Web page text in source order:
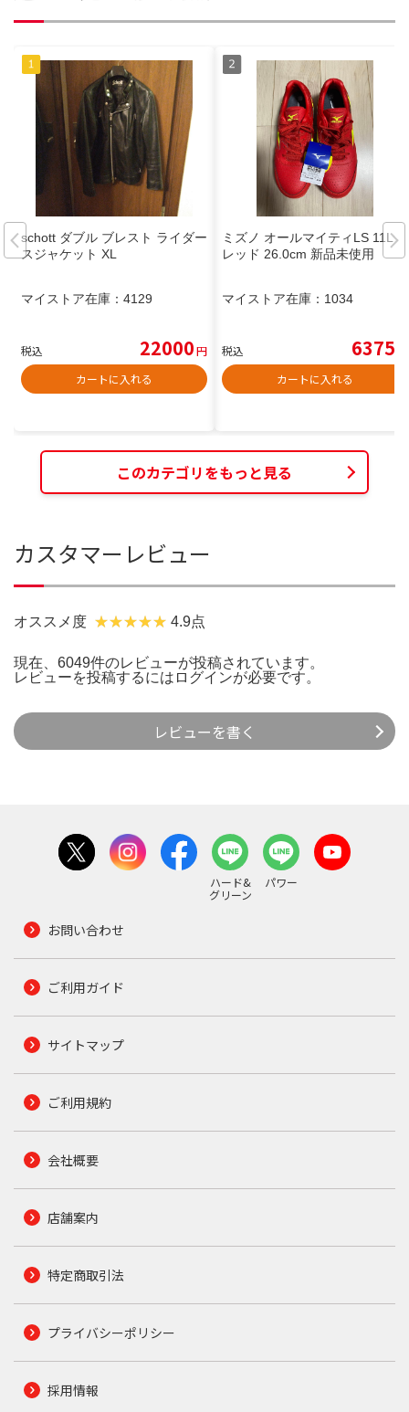
schott ダブル ブレスト ライダー
スジャケット XL
マイストア在庫： 4129
税込 22000円
カートに入れる
ミズノ オールマイティLS 11L
レッド 26.0cm 新品未使用
マイストア在庫： 1034
税込 6375
カートに入れる
このカテゴリをもっと見る
カスタマーレビュー
オススメ度 4.9点
現在、6049件のレビューが投稿されています。
レビューを投稿するには ログインが必要です。
レビューを書く
ハード&
グリーン
パワー
お問い合わせ
ご利用ガイド
サイトマップ
ご利用規約
会社概要
店舗案内
特定商取引法
プライバシーポリシー
採用情報